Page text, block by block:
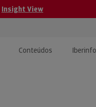
Insight View
Conteúdos